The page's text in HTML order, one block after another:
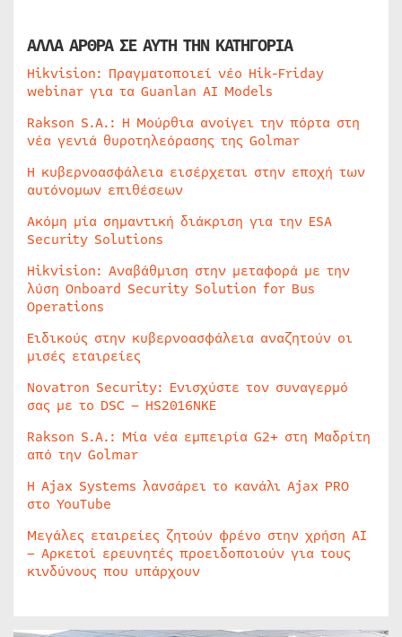
ΑΛΛΑ ΑΡΘΡΑ ΣΕ ΑΥΤΗ ΤΗΝ ΚΑΤΗΓΟΡΙΑ
Hikvision: Πραγματοποιεί νέο Hik-Friday
webinar για τα Guanlan AI Models
Rakson S.A.: Η Μούρθια ανοίγει την πόρτα στη
νέα γενιά θυροτηλεόρασης της Golmar
Η κυβερνοασφάλεια εισέρχεται στην εποχή των
αυτόνομων επιθέσεων
Ακόμη μία σημαντική διάκριση για την ESA
Security Solutions
Hikvision: Αναβάθμιση στην μεταφορά με την
λύση Onboard Security Solution for Bus
Operations
Ειδικούς στην κυβερνοασφάλεια αναζητούν οι
μισές εταιρείες
Novatron Security: Ενισχύστε τον συναγερμό
σας με το DSC – HS2016NKE
Rakson S.A.: Μία νέα εμπειρία G2+ στη Μαδρίτη
από την Golmar
Η Ajax Systems λανσάρει το κανάλι Ajax PRO
στο YouTube
Μεγάλες εταιρείες ζητούν φρένο στην χρήση AI
– Αρκετοί ερευνητές προειδοποιούν για τους
κινδύνους που υπάρχουν